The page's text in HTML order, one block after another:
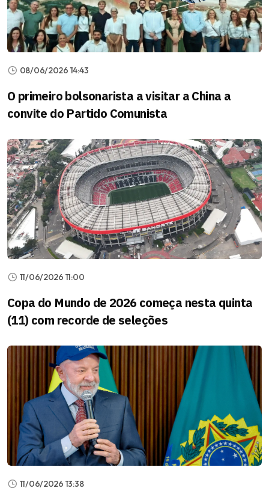
08/06/2026 14:43
O primeiro bolsonarista a visitar a China a
convite do Partido Comunista
11/06/2026 11:00
Copa do Mundo de 2026 começa nesta quinta
(11) com recorde de seleções
11/06/2026 13:38